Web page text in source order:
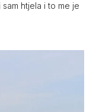
htjela i to me je